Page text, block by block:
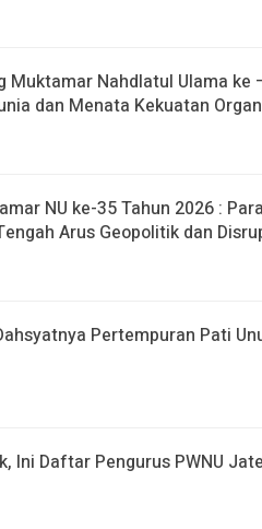
Muktamar Nahdlatul Ulama ke
dan Menata Kekuatan
NU ke-35 Tahun 2026 :
Arus Geopolitik dan
Pertempuran Pati
Ini Daftar Pengurus PWNU